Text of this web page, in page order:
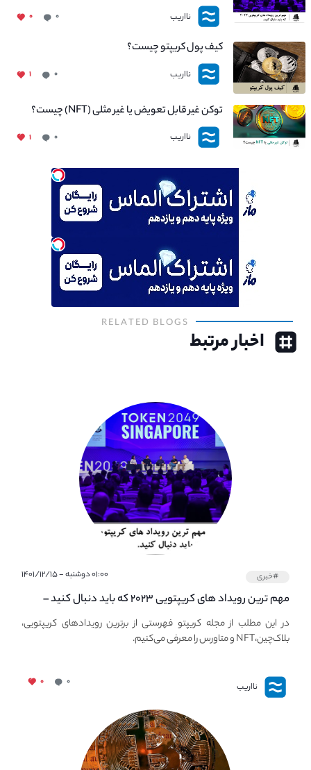
نااریب ۰ ۰
کیف پول کریپتو چیست؟
نااریب ۰ ۱
توکن غیر قابل تعویض یا غیر مثلی (NFT) چیست؟
نااریب ۰ ۱
RELATED BLOGS
اخبار مرتبط
#خبری ۰۱:۰۰ دوشنبه - ۱۴۰۱/۱۲/۱۵
مهم ترین رویداد های کریپتویی ۲۰۲۳ که باید دنبال کنید –
معرفی بهترین رویداد های جهانی
در این مطلب از مجله کریپتو فهرستی از برترین رویدادهای کریپتویی،
بلاک‌چین،NFT و متاورس را معرفی می‌کنیم.
نااریب ۰ ۰